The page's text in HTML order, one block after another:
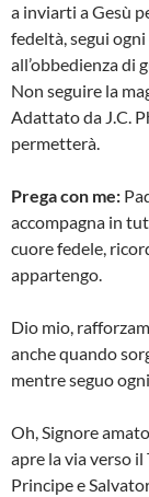
a inviarti a Gesù
fedeltà, segui
all’obbedienza di
Non seguire la
Adattato da J.C.
permetterà.
Prega con me:
accompagna in
cuore fedele,
appartengo.
Dio mio,
anche quando
mentre seguo
Oh, Signore
apre la via verso
Principe e